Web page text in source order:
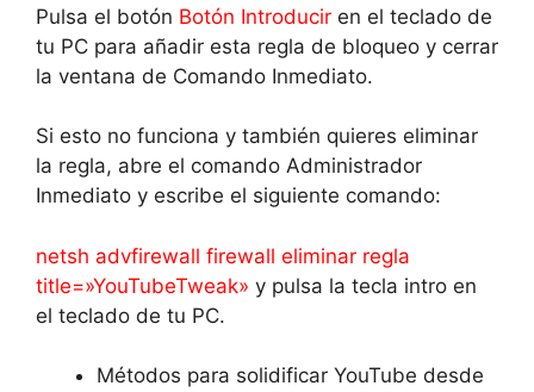
Pulsa el botón Botón Introducir en el teclado de
tu PC para añadir esta regla de bloqueo y cerrar
la ventana de Comando Inmediato.
Si esto no funciona y también quieres eliminar
la regla, abre el comando Administrador
Inmediato y escribe el siguiente comando:
netsh advfirewall firewall eliminar regla
title=»YouTubeTweak» y pulsa la tecla intro en
el teclado de tu PC.
Métodos para solidificar YouTube desde